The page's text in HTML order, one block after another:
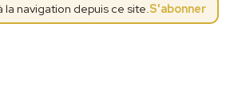
navigation depuis ce site.S'abonner